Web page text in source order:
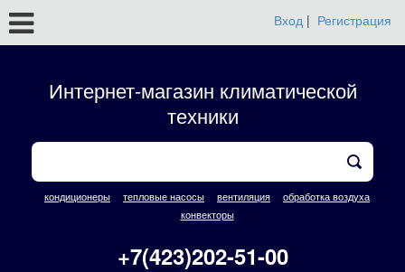
Вход | Регистрация
Интернет-магазин климатической
техники
кондиционеры тепловые насосы вентиляция
обработка воздуха
конвекторы
+7(423)202-51-00